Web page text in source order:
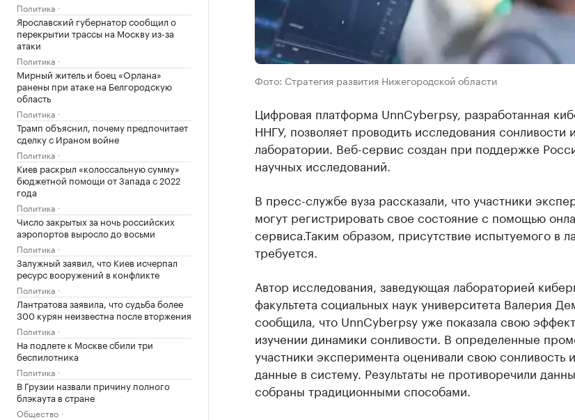
Политика
Ярославский губернатор сообщил о
перекрытии трассы на Москву из-за
атаки
Политика
Мирный житель и боец «Орлана»
ранены при атаке на Белгородскую
область
Политика
Трамп объяснил, почему предпочитает
сделку с Ираном войне
Политика
Киев раскрыл «колоссальную сумму»
бюджетной помощи от Запада с 2022
года
Политика
Число закрытых за ночь российских
аэропортов выросло до восьми
Политика
Залужный заявил, что Киев исчерпал
ресурс вооружений в конфликте
Политика
Лантратова заявила, что судьба более
300 курян неизвестна после вторжения
Политика
На подлете к Москве сбили три
беспилотника
Политика
В Грузии назвали причину полного
блэкаута в стране
Общество
Фото: Стратегия развития Нижегородской области
Цифровая платформа UnnCyberpsy, разработанная
ННГУ, позволяет проводить исследования сонливости
лаборатории. Веб-сервис создан при поддержке
научных исследований.
В пресс-службе вуза рассказали, что участники
могут регистрировать свое состояние с помощью
сервиса.Таким образом, присутствие испытуемого в
требуется.
Автор исследования, заведующая лабораторией
факультета социальных наук университета Валерия
сообщила, что UnnCyberpsy уже показала свою
изучении динамики сонливости. В определенные
участники эксперимента оценивали свою сонливость
данные в систему. Результаты не противоречили
собраны традиционными способами.